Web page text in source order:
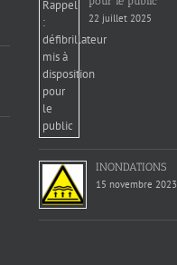
22 juillet 2025
INONDATIONS
15 novembre 2023